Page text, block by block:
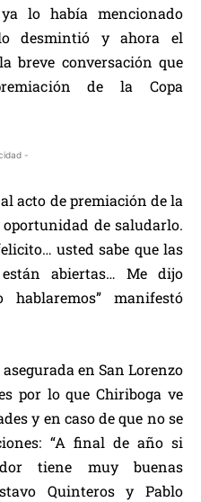
lo había mencionado
desmintió y ahora el
breve conversación que
de la Copa
-
acto de premiación de la
oportunidad de saludarlo.
usted sabe que las
abiertas… Me dijo
hablaremos” manifestó
en San Lorenzo
por lo que Chiriboga ve
y en caso de que no se
“A final de año si
tiene muy buenas
Quinteros y Pablo